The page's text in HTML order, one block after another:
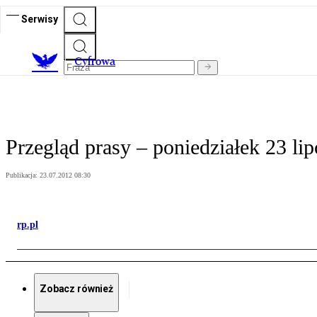
Serwisy
Cyfrowa
Przegląd prasy – poniedziałek 23
Publikacja: 23.07.2012 08:30
rp.pl
Zobacz również